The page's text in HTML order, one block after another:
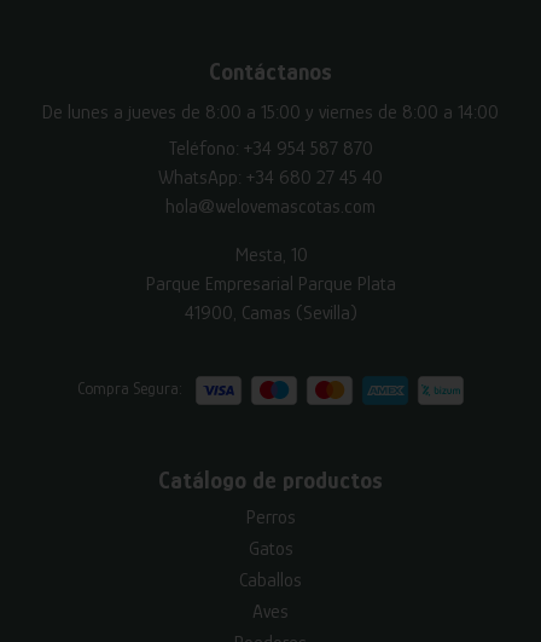
Contáctanos
De lunes a jueves de 8:00 a 15:00 y viernes de 8:00 a 14:00
Teléfono: +34 954 587 870
WhatsApp: +34 680 27 45 40
hola@welovemascotas.com
Mesta, 10
Parque Empresarial Parque Plata
41900, Camas (Sevilla)
Compra Segura:
Catálogo de productos
Perros
Gatos
Caballos
Aves